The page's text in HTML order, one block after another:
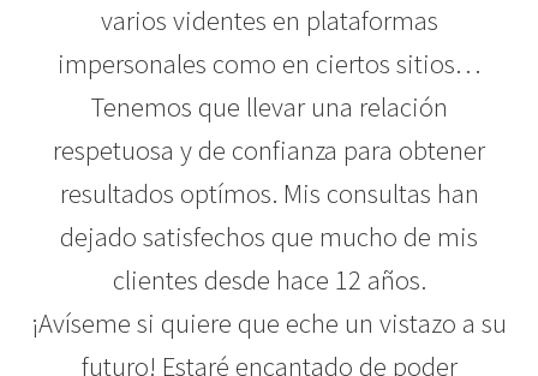
varios videntes en plataformas
impersonales como en ciertos sitios…
Tenemos que llevar una relación
respetuosa y de confianza para obtener
resultados optímos. Mis consultas han
dejado satisfechos que mucho de mis
clientes desde hace 12 años.
¡Avíseme si quiere que eche un vistazo a su
futuro! Estaré encantado de poder